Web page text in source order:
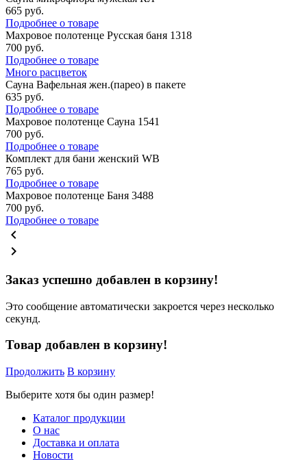
665 руб.
Подробнее о товаре
Махровое полотенце Русская баня 1318
700 руб.
Подробнее о товаре
Много расцветок
Сауна Вафельная жен.(парео) в пакете
635 руб.
Подробнее о товаре
Махровое полотенце Сауна 1541
700 руб.
Подробнее о товаре
Комплект для бани женский WB
765 руб.
Подробнее о товаре
Махровое полотенце Баня 3488
700 руб.
Подробнее о товаре
chevron_left
chevron_right
Заказ успешно добавлен в корзину!
Это сообщение автоматически закроется через несколько
секунд.
Товар добавлен в корзину!
Продолжить В корзину
Выберите хотя бы один размер!
Каталог продукции
О нас
Доставка и оплата
Новости